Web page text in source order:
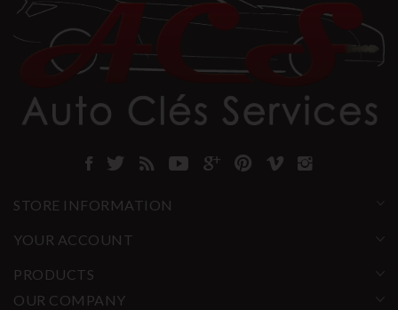
STORE INFORMATION
YOUR ACCOUNT
PRODUCTS
OUR COMPANY